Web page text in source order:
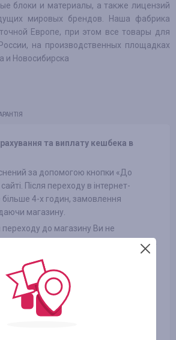
блоки и материалы, а также лицензий
мировых брендов. Наша фабрика
Европе, при этом все товары для
на производственных площадках
и Новосибирска
та виплату кешбека в
за допомогою кнопки «До
Після переходу в інтернет-
4-х годин, замовлення
магазину.
переходу до магазину Ви не
оголошеннях в інших джерелах
інтернет-магазинів на сайт, а
сторонні промокоди
бере участь в кешбека (в деяких
поділ на категорії, дивіться вкладку
)
Вами в інтернет-магазині Ви не